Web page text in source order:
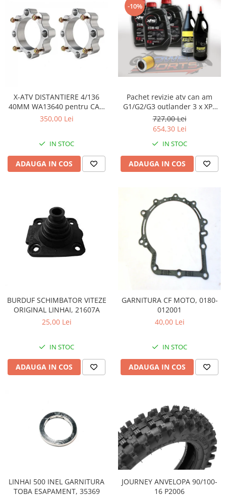
X-ATV DISTANTIERE 4/136
40MM WA13640 pentru CAN
AM
350,00 Lei
IN STOC
ADAUGA IN COS
-10%
Pachet revizie atv can am
G1/G2/G3 outlander 3 x XPS
can am ulei 5w40 BRP, ULEI
GRUP FATA XPS 75W90, ULEI
75W140.FILTRU ULEI ORIGINAL
CAN AM
727,00 Lei
654,30 Lei
IN STOC
ADAUGA IN COS
BURDUF SCHIMBATOR VITEZE
ORIGINAL LINHAI, 21607A
25,00 Lei
IN STOC
ADAUGA IN COS
GARNITURA CF MOTO, 0180-
012001
40,00 Lei
IN STOC
ADAUGA IN COS
LINHAI 500 INEL GARNITURA
TOBA ESAPAMENT, 35369
JOURNEY ANVELOPA 90/100-
16 P2006